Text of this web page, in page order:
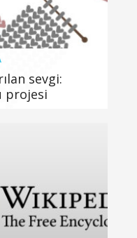
sevgi:
projesi